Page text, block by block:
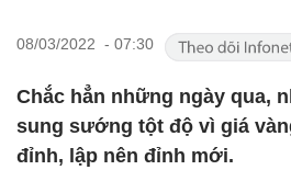
08/03/2022 - 07:30
Chắc hẳn những ngày qua,
sung sướng tột độ vì giá
đỉnh, lập nên đỉnh mới.